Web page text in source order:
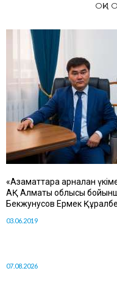
ОҚИ
«Азаматтарға арналған
АҚ Алматы облысы
Бекжунусов Ермек
03.06.2019
07.08.2026